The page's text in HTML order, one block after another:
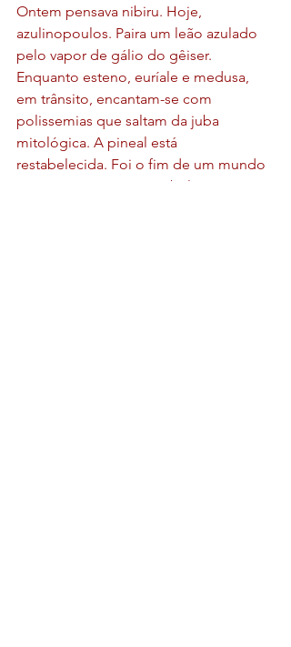
Ontem pensava nibiru. Hoje,
azulinopoulos. Paira um leão azulado
pelo vapor de gálio do gêiser.
Enquanto esteno, euríale e medusa,
em trânsito, encantam-se com
polissemias que saltam da juba
mitológica. A pineal está
restabelecida. Foi o fim de um mundo
sem inspiração, no cerebelo.